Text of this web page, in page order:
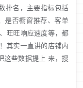
排名，主要指标包括
是否橱窗推荐、客单
旺旺响应速度等，都
其实一直讲的店铺内
这些数据提上 来，搜